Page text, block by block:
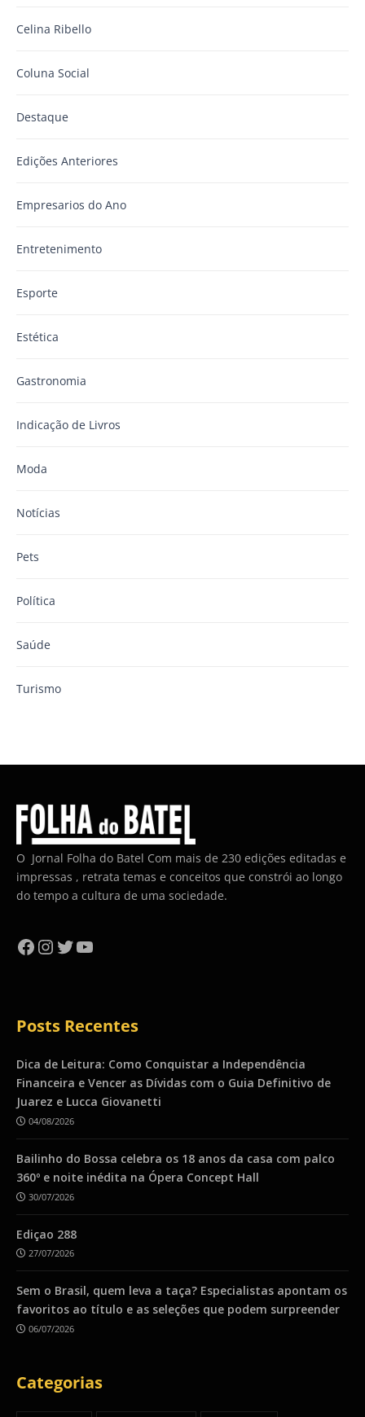
Celina Ribello
Coluna Social
Destaque
Edições Anteriores
Empresarios do Ano
Entretenimento
Esporte
Estética
Gastronomia
Indicação de Livros
Moda
Notícias
Pets
Política
Saúde
Turismo
O Jornal Folha do Batel Com mais de 230 edições editadas e
impressas , retrata temas e conceitos que constrói ao longo
do tempo a cultura de uma sociedade.
Facebook
Instagram
Twitter
YouTube
Posts Recentes
Dica de Leitura: Como Conquistar a Independência
Financeira e Vencer as Dívidas com o Guia Definitivo de
Juarez e Lucca Giovanetti
04/08/2026
Bailinho do Bossa celebra os 18 anos da casa com palco
360º e noite inédita na Ópera Concept Hall
30/07/2026
Ediçao 288
27/07/2026
Sem o Brasil, quem leva a taça? Especialistas apontam os
favoritos ao título e as seleções que podem surpreender
06/07/2026
Categorias